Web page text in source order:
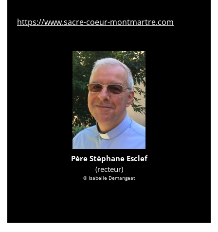
https://www.sacre-coeur-montmartre.com
Père Stéphane Esclef
(recteur)
© Isabelle Demangeat